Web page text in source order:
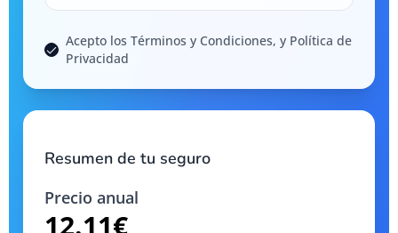
Acepto los Términos y Condiciones, y Política de
Privacidad
Resumen de tu seguro
Precio anual
12.11€